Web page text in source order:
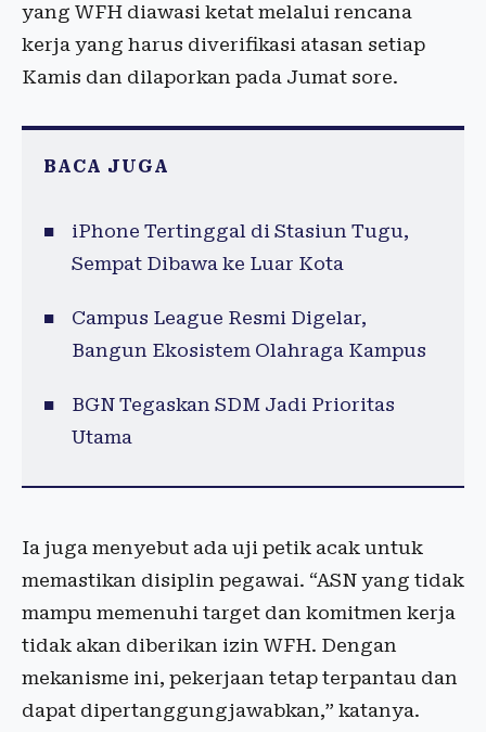
yang WFH diawasi ketat melalui rencana
kerja yang harus diverifikasi atasan setiap
Kamis dan dilaporkan pada Jumat sore.
BACA JUGA
iPhone Tertinggal di Stasiun Tugu,
Sempat Dibawa ke Luar Kota
Campus League Resmi Digelar,
Bangun Ekosistem Olahraga Kampus
BGN Tegaskan SDM Jadi Prioritas
Utama
Ia juga menyebut ada uji petik acak untuk
memastikan disiplin pegawai. “ASN yang tidak
mampu memenuhi target dan komitmen kerja
tidak akan diberikan izin WFH. Dengan
mekanisme ini, pekerjaan tetap terpantau dan
dapat dipertanggungjawabkan,” katanya.